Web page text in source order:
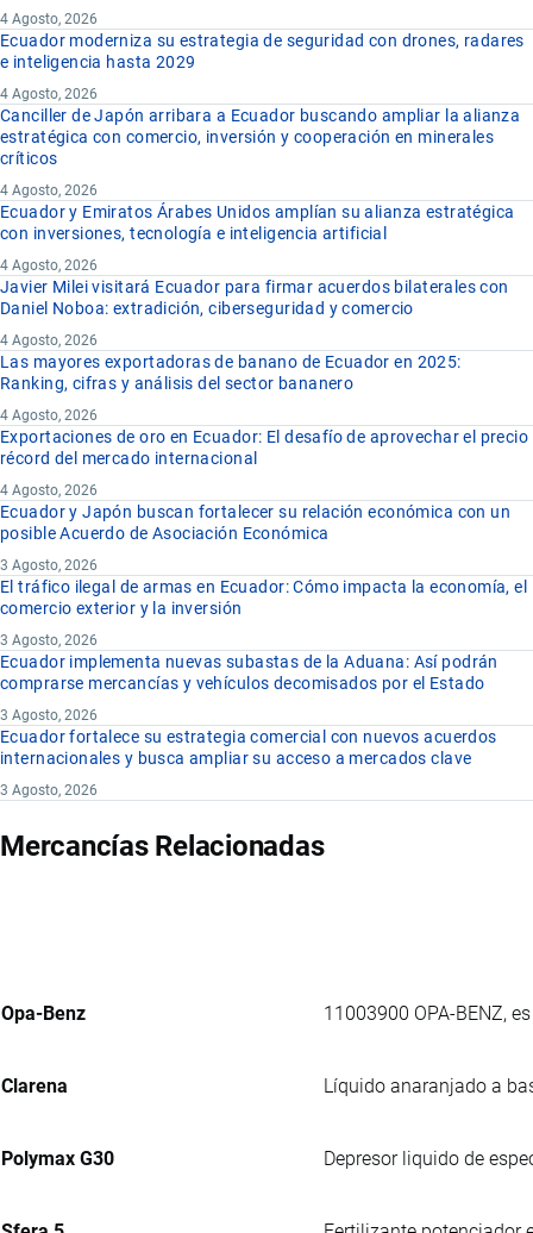
4 Agosto, 2026
Ecuador moderniza su estrategia de seguridad con drones, radares
e inteligencia hasta 2029
4 Agosto, 2026
Canciller de Japón arribara a Ecuador buscando ampliar la alianza
estratégica con comercio, inversión y cooperación en minerales
críticos
4 Agosto, 2026
Ecuador y Emiratos Árabes Unidos amplían su alianza estratégica
con inversiones, tecnología e inteligencia artificial
4 Agosto, 2026
Javier Milei visitará Ecuador para firmar acuerdos bilaterales con
Daniel Noboa: extradición, ciberseguridad y comercio
4 Agosto, 2026
Las mayores exportadoras de banano de Ecuador en 2025:
Ranking, cifras y análisis del sector bananero
4 Agosto, 2026
Exportaciones de oro en Ecuador: El desafío de aprovechar el precio
récord del mercado internacional
4 Agosto, 2026
Ecuador y Japón buscan fortalecer su relación económica con un
posible Acuerdo de Asociación Económica
3 Agosto, 2026
El tráfico ilegal de armas en Ecuador: Cómo impacta la economía, el
comercio exterior y la inversión
3 Agosto, 2026
Ecuador implementa nuevas subastas de la Aduana: Así podrán
comprarse mercancías y vehículos decomisados por el Estado
3 Agosto, 2026
Ecuador fortalece su estrategia comercial con nuevos acuerdos
internacionales y busca ampliar su acceso a mercados clave
3 Agosto, 2026
Mercancías Relacionadas
Opa-Benz 11003900 OPA-BENZ,
Clarena Líquido anaranjado a
Polymax G30 Depresor liquido de